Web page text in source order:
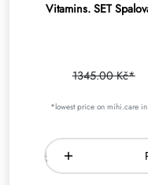
Vitamins. SET
1345.00 Kč*
*lowest price on mihi.care